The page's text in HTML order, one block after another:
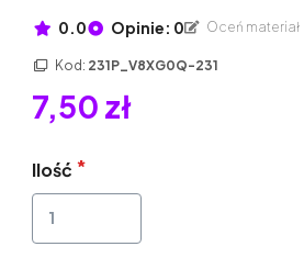
0.0 Opinie: 0 Oceń materiał
Kod: 231P_V8XG0Q-231
7,50 zł
Ilość